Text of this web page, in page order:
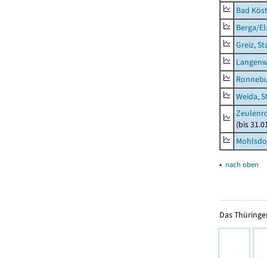
Bad
Berga/
Greiz,
Weida,
(bis
▴ nach oben
Das